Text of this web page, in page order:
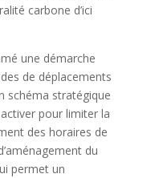
carbone d’ici
une démarche
de déplacements
schéma stratégique
pour limiter la
des horaires de
du
permet un